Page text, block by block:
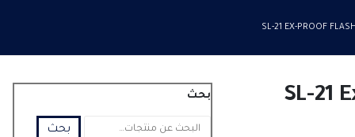
SL-21 EX-PROOF
SL-21 بحث
بحث